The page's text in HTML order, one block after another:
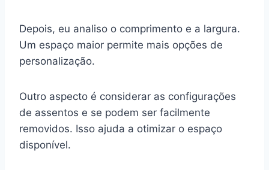
Depois, eu analiso o comprimento e a largura.
Um espaço maior permite mais opções de
personalização.
Outro aspecto é considerar as configurações
de assentos e se podem ser facilmente
removidos. Isso ajuda a otimizar o espaço
disponível.